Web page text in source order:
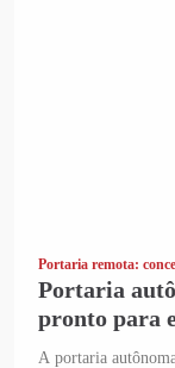
Portaria remota:
Portaria
pronto para
A portaria